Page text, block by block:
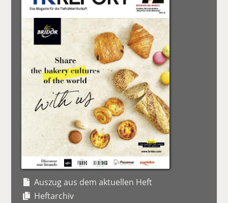
Auszug aus dem aktuellen Heft
Heftarchiv